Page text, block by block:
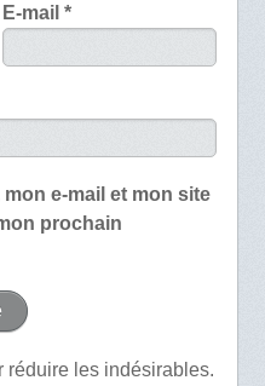
E-mail*
e-mail et mon site
prochain
réduire les indésirables.